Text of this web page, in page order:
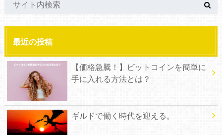
最近の投稿
【価格急騰！】ビットコインを簡単に
手に入れる方法とは？
ギルドで働く時代を迎える。